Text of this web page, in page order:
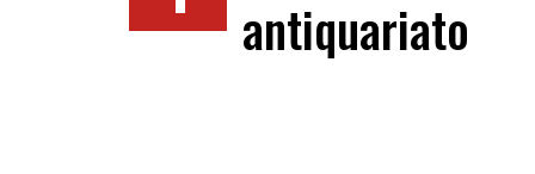
antiquariato